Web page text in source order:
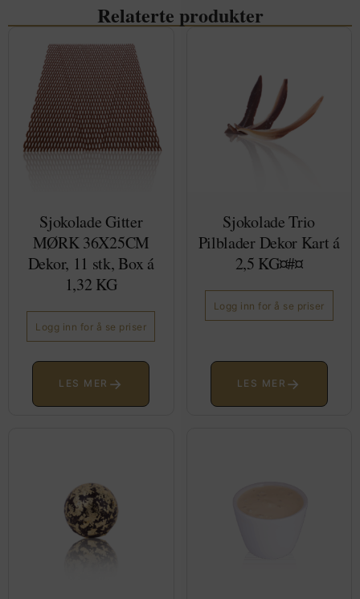
Relaterte produkter
Sjokolade Gitter
MØRK 36X25CM
Dekor, 11 stk, Box á
1,32 KG
Logg inn for å se priser
LES MER →
Sjokolade Trio
Pilblader Dekor Kart á
2,5 KG¤#¤
Logg inn for å se priser
LES MER →